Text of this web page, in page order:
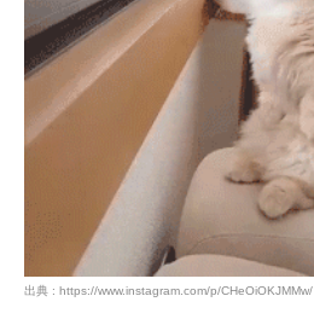
出典 : https://www.instagram.com/p/CHeOiOKJMMw/